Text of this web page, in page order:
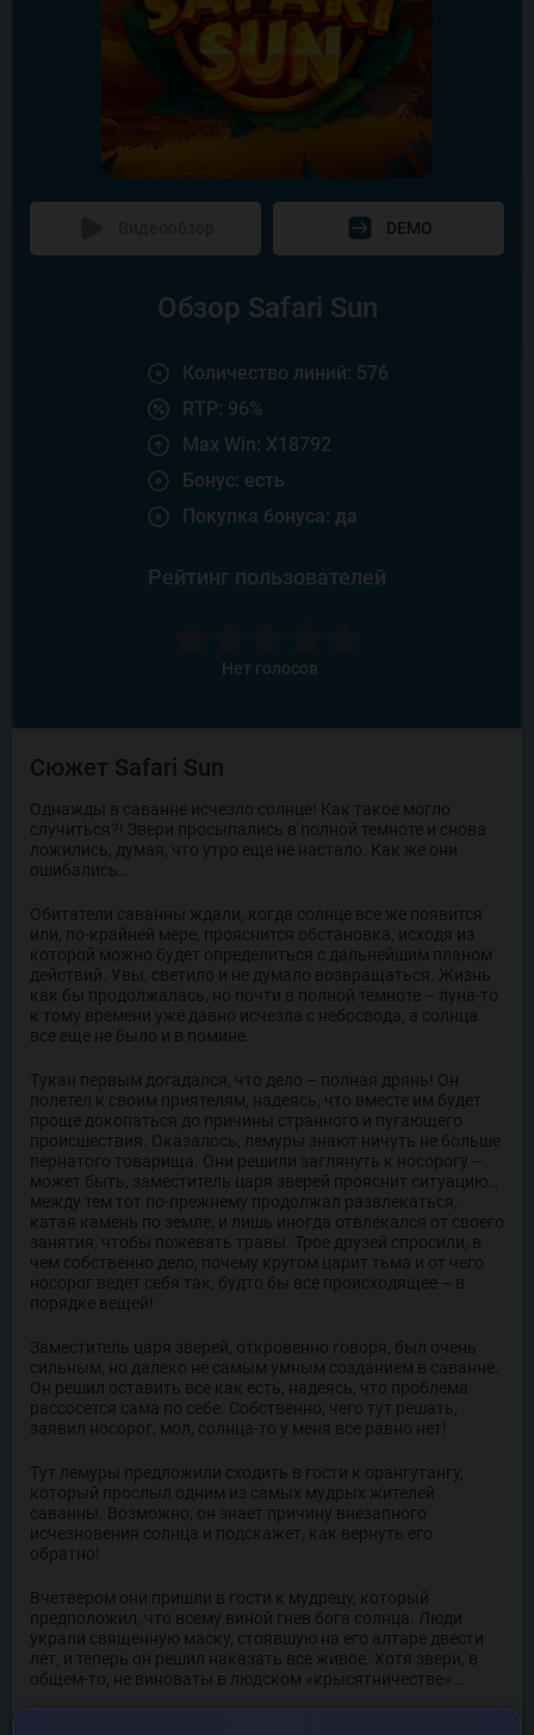
DEMO
Обзор Safari Sun
Количество линий: 576
RTP: 96%
Max Win: X18792
Бонус: есть
Покупка бонуса: да
Рейтинг пользователей
Нет голосов
Сюжет Safari Sun
Однажды в саванне исчезло солнце! Как такое могло
случиться?! Звери просыпались в полной темноте и снова
ложились, думая, что утро еще не настало. Как же они
ошибались…
Обитатели саванны ждали, когда солнце все же появится
или, по-крайней мере, прояснится обстановка, исходя из
которой можно будет определиться с дальнейшим планом
действий. Увы, светило и не думало возвращаться. Жизнь
как бы продолжалась, но почти в полной темноте – луна-то
к тому времени уже давно исчезла с небосвода, а солнца
все еще не было и в помине.
Тукан первым догадался, что дело – полная дрянь! Он
полетел к своим приятелям, надеясь, что вместе им будет
проще докопаться до причины странного и пугающего
происшествия. Оказалось, лемуры знают ничуть не больше
пернатого товарища. Они решили заглянуть к носорогу –
может быть, заместитель царя зверей прояснит ситуацию…
между тем тот по-прежнему продолжал развлекаться,
катая камень по земле, и лишь иногда отвлекался от своего
занятия, чтобы пожевать травы. Трое друзей спросили, в
чем собственно дело, почему кругом царит тьма и от чего
носорог ведет себя так, будто бы все происходящее – в
порядке вещей!
Заместитель царя зверей, откровенно говоря, был очень
сильным, но далеко не самым умным созданием в саванне.
Он решил оставить все как есть, надеясь, что проблема
рассосется сама по себе. Собственно, чего тут решать,
заявил носорог, мол, солнца-то у меня все равно нет!
Тут лемуры предложили сходить в гости к орангутангу,
который прослыл одним из самых мудрых жителей
саванны. Возможно, он знает причину внезапного
исчезновения солнца и подскажет, как вернуть его
обратно!
Вчетвером они пришли в гости к мудрецу, который
предположил, что всему виной гнев бога солнца. Люди
украли священную маску, стоявшую на его алтаре двести
лет, и теперь он решил наказать все живое. Хотя звери, в
общем-то, не виноваты в людском «крысятничестве»…